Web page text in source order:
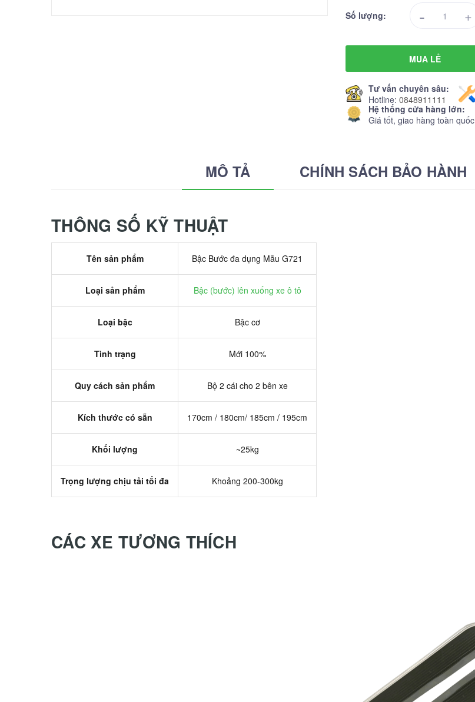
Số lượng: - +
MUA LẺ
Tư vấn chuyên sâu:
Hotline: 0848911111
Hệ thống cửa hàng lớn:
Giá tốt, giao hàng toàn quốc
MÔ TẢ CHÍNH SÁCH BẢO HÀNH
THÔNG SỐ KỸ THUẬT
Tên sản phẩm Bậc Bước đa dụng Mẫu G721
Loại sản phẩm Bậc (bước) lên xuống xe ô tô
Loại bậc Bậc cơ
Tình trạng Mới 100%
Quy cách sản phẩm Bộ 2 cái cho 2 bên xe
Kích thước có sẵn 170cm / 180cm/ 185cm / 195cm
Khối lượng ~25kg
Trọng lượng chịu tải tối đa Khoảng 200-300kg
CÁC XE TƯƠNG THÍCH